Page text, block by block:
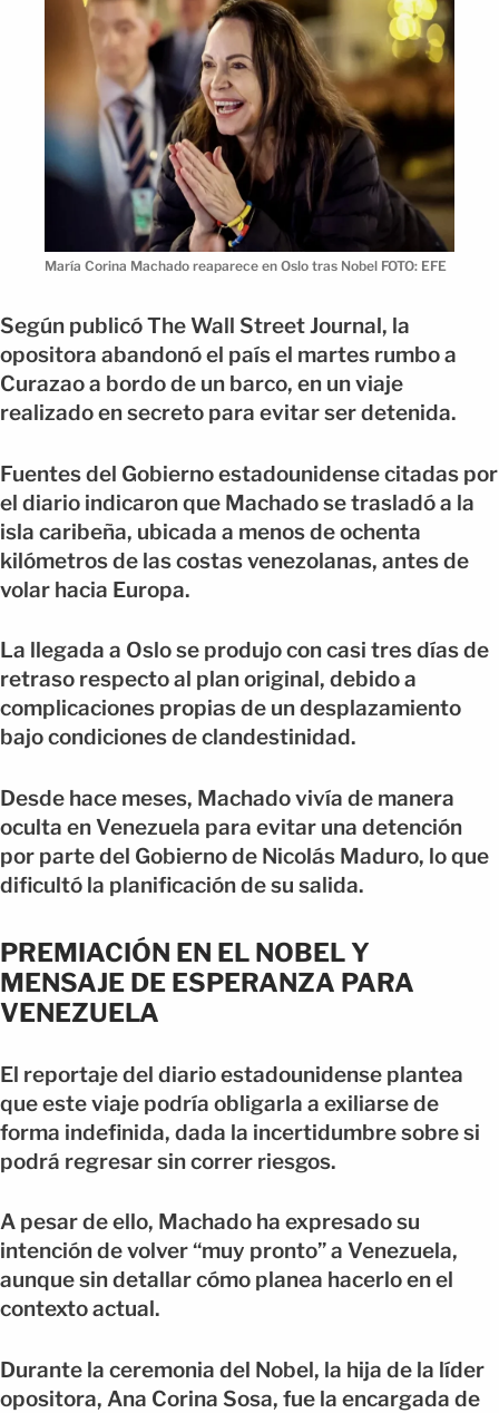
María Corina Machado reaparece en Oslo tras Nobel FOTO: EFE
Según publicó The Wall Street Journal, la
opositora abandonó el país el martes rumbo a
Curazao a bordo de un barco, en un viaje
realizado en secreto para evitar ser detenida.
Fuentes del Gobierno estadounidense citadas por
el diario indicaron que Machado se trasladó a la
isla caribeña, ubicada a menos de ochenta
kilómetros de las costas venezolanas, antes de
volar hacia Europa.
La llegada a Oslo se produjo con casi tres días de
retraso respecto al plan original, debido a
complicaciones propias de un desplazamiento
bajo condiciones de clandestinidad.
Desde hace meses, Machado vivía de manera
oculta en Venezuela para evitar una detención
por parte del Gobierno de Nicolás Maduro, lo que
dificultó la planificación de su salida.
PREMIACIÓN EN EL NOBEL Y
MENSAJE DE ESPERANZA PARA
VENEZUELA
El reportaje del diario estadounidense plantea
que este viaje podría obligarla a exiliarse de
forma indefinida, dada la incertidumbre sobre si
podrá regresar sin correr riesgos.
A pesar de ello, Machado ha expresado su
intención de volver “muy pronto” a Venezuela,
aunque sin detallar cómo planea hacerlo en el
contexto actual.
Durante la ceremonia del Nobel, la hija de la líder
opositora, Ana Corina Sosa, fue la encargada de